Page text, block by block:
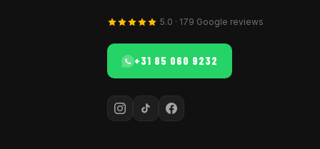
5.0 · 179 Google reviews
+31 85 060 9232